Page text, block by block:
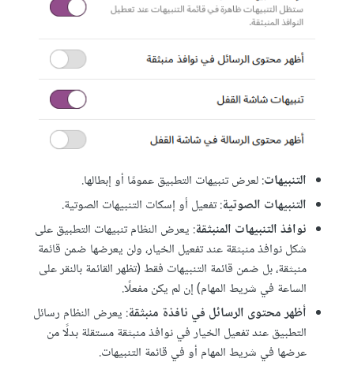
التنبيهات: لعرض تنبيهات التطبيق عمومًا أو إبطالها.
التنبيهات الصوتية: تفعيل أو إسكات التنبيهات الصوتية.
نوافذ التنبيهات المنبثقة: يعرض النظام تنبيهات التطبيق على
شكل نوافذ منبثقة عند تفعيل الخيار، ولن يعرضها ضمن قائمة
منبثقة، بل ضمن قائمة التنبيهات فقط (تظهر القائمة بالنقر على
الساعة في شريط المهام) إن لم يكن مفعلًا.
أظهر محتوى الرسائل في نافذة منبثقة: يعرض النظام رسائل
التطبيق عند تفعيل الخيار في نوافذ منبثقة مستقلة بدلًا من
عرضها في شريط المهام أو في قائمة التنبيهات.